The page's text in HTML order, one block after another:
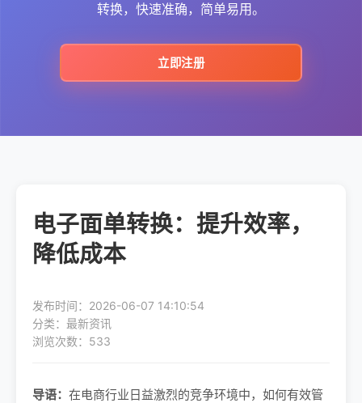
转换，快速准确，简单易用。
立即注册
电子面单转换：提升效率，
降低成本
发布时间：2026-06-07 14:10:54
分类：最新资讯
浏览次数：533
导语： 在电商行业日益激烈的竞争环境中，如何有效管